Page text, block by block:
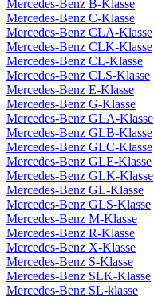
Mercedes-Benz B-Klasse
Mercedes-Benz C-Klasse
Mercedes-Benz CLA-Klasse
Mercedes-Benz CLK-Klasse
Mercedes-Benz CL-Klasse
Mercedes-Benz CLS-Klasse
Mercedes-Benz E-Klasse
Mercedes-Benz G-Klasse
Mercedes-Benz GLA-Klasse
Mercedes-Benz GLB-Klasse
Mercedes-Benz GLC-Klasse
Mercedes-Benz GLE-Klasse
Mercedes-Benz GLK-Klasse
Mercedes-Benz GL-Klasse
Mercedes-Benz GLS-Klasse
Mercedes-Benz M-Klasse
Mercedes-Benz R-Klasse
Mercedes-Benz X-Klasse
Mercedes-Benz S-Klasse
Mercedes-Benz SLK-Klasse
Mercedes-Benz SL-klasse